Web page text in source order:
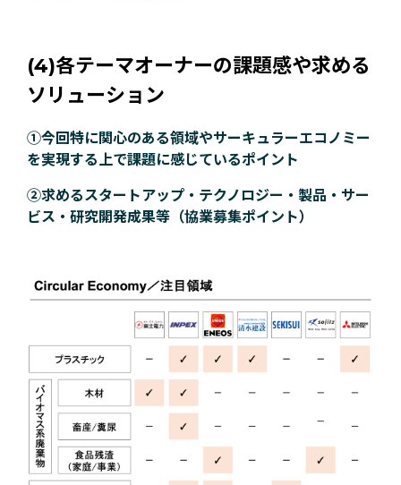
(4)各テーマオーナーの課題感や求める
ソリューション
①今回特に関心のある領域やサーキュラーエコノミー
を実現する上で課題に感じているポイント
②求めるスタートアップ・テクノロジー・製品・サー
ビス・研究開発成果等（協業募集ポイント）